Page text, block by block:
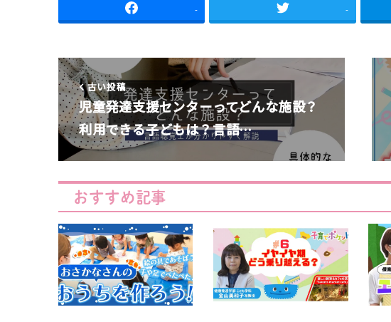
- -
古い投稿
児童発達支援センターってどんな施設？
利用できる子どもは？言語…
おすすめ記事